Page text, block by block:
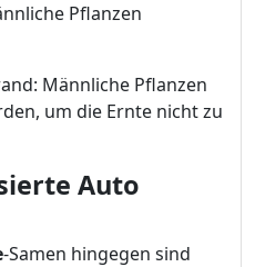
Pflanzen
Männliche Pflanzen
um die Ernte nicht zu
Auto
-Samen hingegen sind